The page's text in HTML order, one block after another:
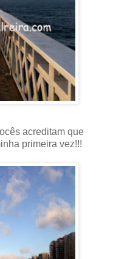
acreditam que
primeira vez!!!